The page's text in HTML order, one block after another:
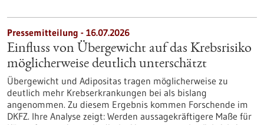
Pressemitteilung - 16.07.2026
Einfluss von Übergewicht auf das Krebsrisiko
möglicherweise deutlich unterschätzt
Übergewicht und Adipositas tragen möglicherweise zu
deutlich mehr Krebserkrankungen bei als bislang
angenommen. Zu diesem Ergebnis kommen Forschende im
DKFZ. Ihre Analyse zeigt: Werden aussagekräftigere Maße für